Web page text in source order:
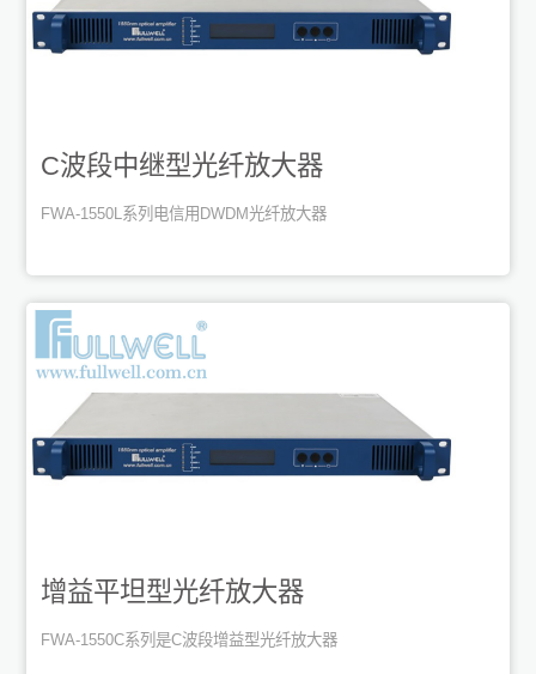
C波段中继型光纤放大器
FWA-1550L系列电信用DWDM光纤放大器
增益平坦型光纤放大器
FWA-1550C系列是C波段增益型光纤放大器